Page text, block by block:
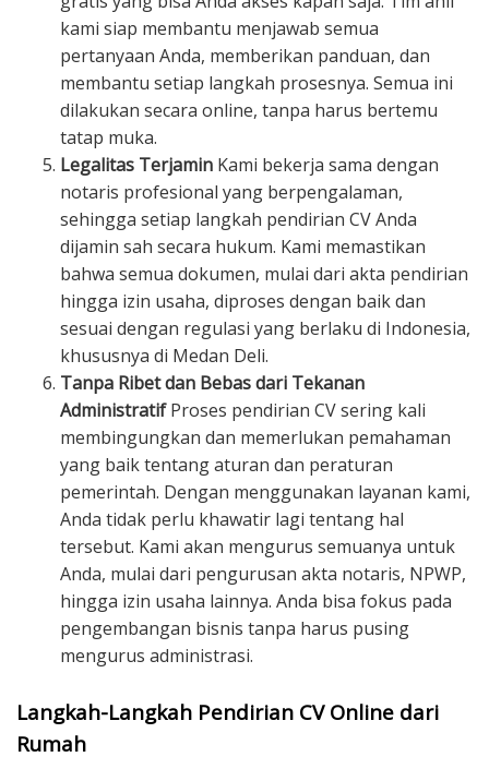
kami siap membantu menjawab semua
pertanyaan Anda, memberikan panduan, dan
membantu setiap langkah prosesnya. Semua ini
dilakukan secara online, tanpa harus bertemu
tatap muka.
Legalitas Terjamin Kami bekerja sama dengan
notaris profesional yang berpengalaman,
sehingga setiap langkah pendirian CV Anda
dijamin sah secara hukum. Kami memastikan
bahwa semua dokumen, mulai dari akta pendirian
hingga izin usaha, diproses dengan baik dan
sesuai dengan regulasi yang berlaku di Indonesia,
khususnya di Medan Deli.
Tanpa Ribet dan Bebas dari Tekanan
AdministratifProses pendirian CV sering kali
membingungkan dan memerlukan pemahaman
yang baik tentang aturan dan peraturan
pemerintah. Dengan menggunakan layanan kami,
Anda tidak perlu khawatir lagi tentang hal
tersebut. Kami akan mengurus semuanya untuk
Anda, mulai dari pengurusan akta notaris, NPWP,
hingga izin usaha lainnya. Anda bisa fokus pada
pengembangan bisnis tanpa harus pusing
mengurus administrasi.
Langkah-Langkah Pendirian CV Online dari
Rumah